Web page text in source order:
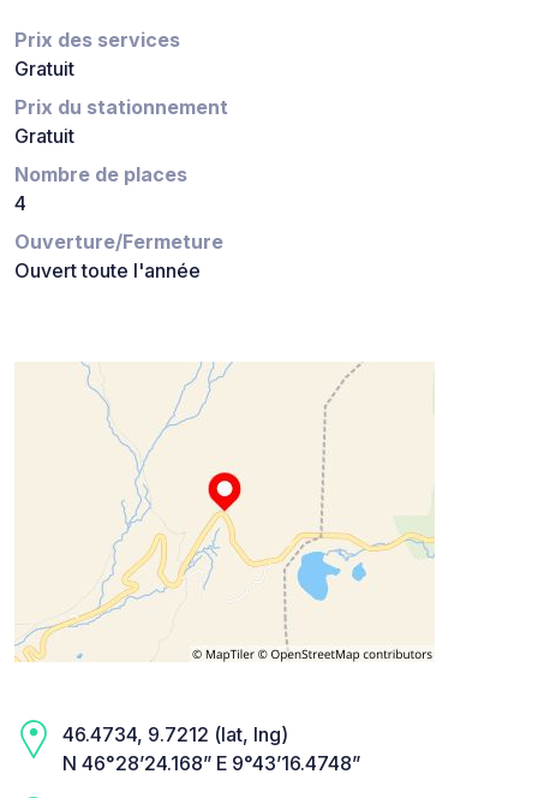
Prix des services
Gratuit
Prix du stationnement
Gratuit
Nombre de places
4
Ouverture/Fermeture
Ouvert toute l'année
46.4734, 9.7212 (lat, lng)
N 46°28’24.168” E 9°43’16.4748”